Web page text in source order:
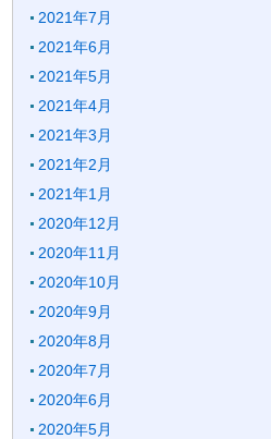
2021年7月
2021年6月
2021年5月
2021年4月
2021年3月
2021年2月
2021年1月
2020年12月
2020年11月
2020年10月
2020年9月
2020年8月
2020年7月
2020年6月
2020年5月